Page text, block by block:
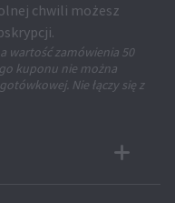
chwili możesz
wartość zamówienia 50
kuponu nie można
Nie łączy się z